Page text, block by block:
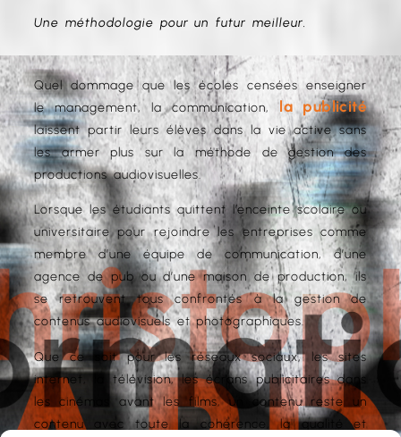
Une méthodologie pour un futur meilleur.
Quel dommage que les écoles censées enseigner
le management, la communication,la publicité
laissent partir leurs élèves dans la vie active sans
les armer plus sur la méthode de gestion des
productions audiovisuelles.
Lorsque les étudiants quittent l’enceinte scolaire ou
universitaire pour rejoindre les entreprises comme
membre d’une équipe de communication, d’une
agence de pub ou d’une maison de production, ils
se retrouvent tous confrontés à la gestion de
contenus audiovisuels et photographiques.
Que ce soit pour les réseaux sociaux, les sites
internet, la télévision, les écrans publicitaires dans
les cinémas avant les films, un contenu reste un
contenu avec toute la cohérence, la qualité et